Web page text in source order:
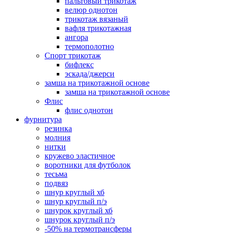
велюр однотон
трикотаж вязаный
вафля трикотажная
ангора
термополотно
Спорт трикотаж
бифлекс
эскада/джерси
замша на трикотажной основе
замша на трикотажной основе
Флис
флис однотон
фурнитура
резинка
молния
нитки
кружево эластичное
воротники для футболок
тесьма
подвяз
шнур круглый хб
шнур круглый п/э
шнурок круглый хб
шнурок круглый п/э
-50% на термотрансферы